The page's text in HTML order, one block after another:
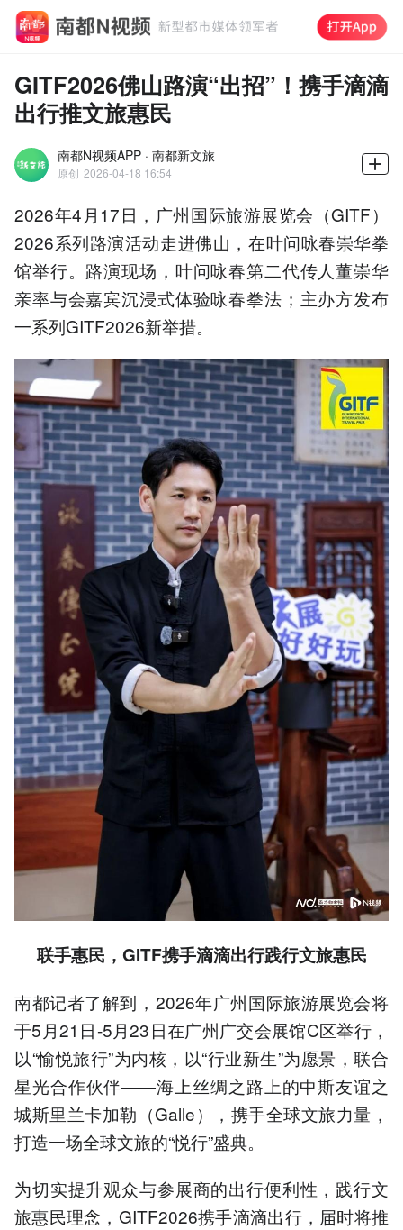
GITF2026佛山路演“出招”！携手滴滴
出行推文旅惠民
南都N视频APP · 南都新文旅
原创 2026-04-18 16:54
2026年4月17日，广州国际旅游展览会（GITF）
2026系列路演活动走进佛山，在叶问咏春崇华拳
馆举行。路演现场，叶问咏春第二代传人董崇华
亲率与会嘉宾沉浸式体验咏春拳法；主办方发布
一系列GITF2026新举措。
联手惠民 ，GITF携手滴滴出行践行文旅惠民
南都记者了解到，2026年广州国际旅游展览会将
于5月21日-5月23日在广州广交会展馆C区举行，
以“愉悦旅行”为内核，以“行业新生”为愿景，联合
星光合作伙伴——海上丝绸之路上的中斯友谊之
城斯里兰卡加勒（Galle），携手全球文旅力量，
打造一场全球文旅的“悦行”盛典。
为切实提升观众与参展商的出行便利性，践行文
旅惠民理念，GITF2026携手滴滴出行，届时将推